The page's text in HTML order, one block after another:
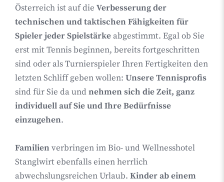
Österreich ist auf die Verbesserung der
technischen und taktischen Fähigkeiten für
Spieler jeder Spielstärke abgestimmt. Egal ob Sie
erst mit Tennis beginnen, bereits fortgeschritten
sind oder als Turnierspieler Ihren Fertigkeiten den
letzten Schliff geben wollen: Unsere Tennisprofis
sind für Sie da undnehmen sich die Zeit, ganz
individuell auf Sie und Ihre Bedürfnisse
einzugehen.
Familienverbringen im Bio- und Wellnesshotel
Stanglwirt ebenfalls einen herrlich
abwechslungsreichen Urlaub. Kinder ab einem